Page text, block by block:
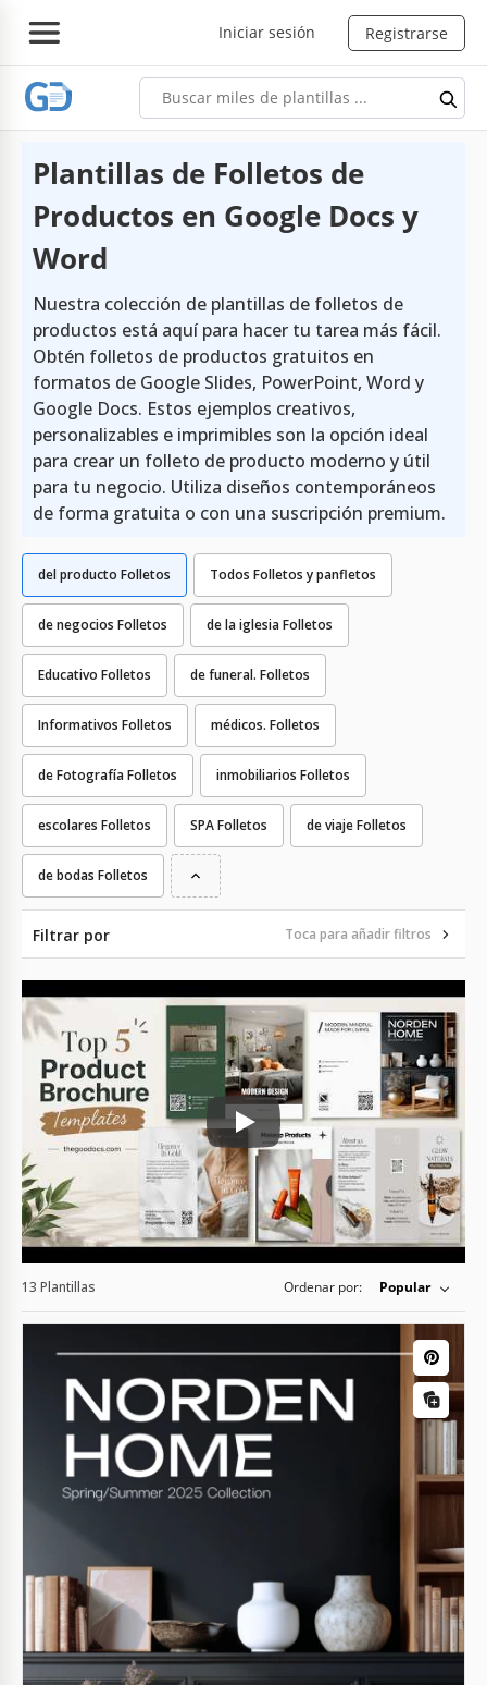
Iniciar sesión Registrarse
Plantillas de Folletos de
Productos en Google Docs y
Word
Nuestra colección de plantillas de folletos de
productos está aquí para hacer tu tarea más fácil.
Obtén folletos de productos gratuitos en
formatos de Google Slides, PowerPoint, Word y
Google Docs. Estos ejemplos creativos,
personalizables e imprimibles son la opción ideal
para crear un folleto de producto moderno y útil
para tu negocio. Utiliza diseños contemporáneos
de forma gratuita o con una suscripción premium.
Todos Folletos y panfletos
de negocios Folletos de la iglesia Folletos
Educativo Folletos de funeral. Folletos
Informativos Folletos médicos. Folletos
de Fotografía Folletos
del producto Folletos
inmobiliarios Folletos
escolares Folletos SPA Folletos de viaje Folletos
de bodas Folletos
Filtrar por Toca para añadir filtros
Play: Keynote (Google I/O '18)
13 Plantillas Ordenar por: Popular